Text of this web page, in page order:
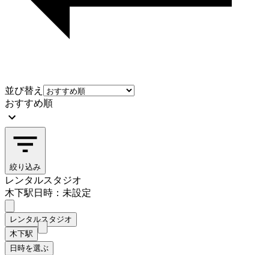
並び替え
おすすめ順
絞り込み
レンタルスタジオ
木下駅日時：未設定
レンタルスタジオ
木下駅
日時を選ぶ